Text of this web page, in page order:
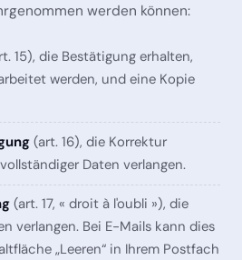
werden können:
15), die Bestätigung erhalten,
werden, und eine Kopie
(art. 16), die Korrektur
Daten verlangen.
(art. 17, « droit à l'oubli »), die
verlangen. Bei E-Mails kann dies
„Leeren“ in Ihrem Postfach